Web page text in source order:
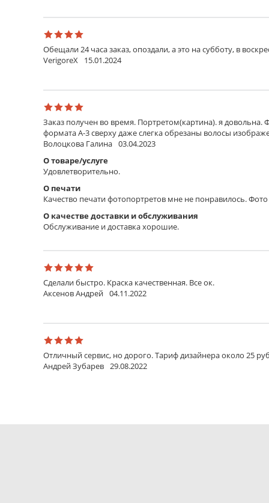
Обещали 24 часа заказ, опоздали, а это на субботу, в
VerigoreX
15.01.2024
Заказ получен во время. Портретом(картина). я
формата А-3 сверху даже слегка обрезаны волосы
Волоцкова Галина 03.04.2023
О товаре/услуге
Удовлетворительно.
О печати
Качество печати фотопортретов мне не понравилось.
О качестве доставки и обслуживания
Обслуживание и доставка хорошие.
Сделали быстро. Краска качественная. Все ок.
Аксенов Андрей 04.11.2022
Отличный сервис, но дорого. Тариф дизайнера около 25
Андрей Зубарев 29.08.2022